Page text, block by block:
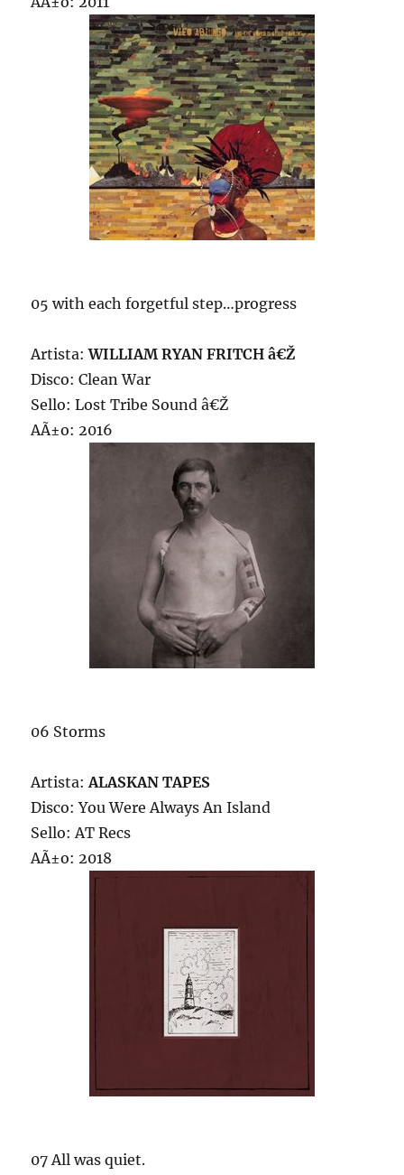
05 with each forgetful step…progress
Artista:WILLIAM RYAN FRITCH â€Ž
Disco: Clean War
Sello: Lost Tribe Sound â€Ž
AÃ±o: 2016
06 Storms
Artista:ALASKAN TAPES
Disco: You Were Always An Island
Sello: AT Recs
AÃ±o: 2018
07 All was quiet.